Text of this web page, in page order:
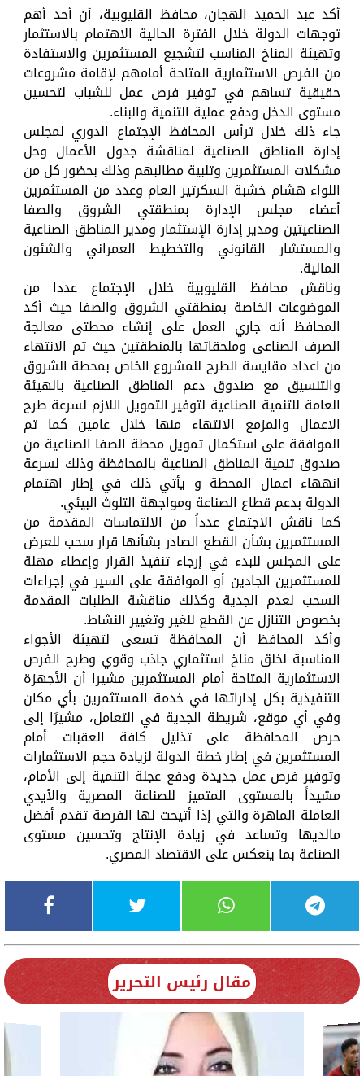
أكد عبد الحميد الهجان، محافظ القليوبية، أن أحد أهم
توجهات الدولة خلال الفترة الحالية الاهتمام بالاستثمار
وتهيئة المناخ المناسب لتشجيع المستثمرين والاستفادة
من الفرص الاستثمارية المتاحة أمامهم لإقامة مشروعات
حقيقية تساهم في توفير فرص عمل للشباب لتحسين
مستوى الدخل ودفع عملية التنمية والبناء.
جاء ذلك خلال ترأس المحافظ الإجتماع الدوري لمجلس
إدارة المناطق الصناعية لمناقشة جدول الأعمال وحل
مشكلات المستثمرين وتلبية مطالبهم وذلك بحضور كل من
اللواء هشام خشبة السكرتير العام وعدد من المستثمرين
أعضاء مجلس الإدارة بمنطقتي الشروق والصفا
الصناعيتين ومدير إدارة الإستثمار ومدير المناطق الصناعية
والمستشار القانوني والتخطيط العمراني والشئون
المالية.
وناقش محافظ القليوبية خلال الإجتماع عددا من
الموضوعات الخاصة بمنطقتي الشروق والصفا حيث أكد
المحافظ أنه جاري العمل على إنشاء محطتى معالجة
الصرف الصناعى وملحقاتها بالمنطقتين حيث تم الانتهاء
من اعداد مقايسة الطرح للمشروع الخاص بمحطة الشروق
والتنسيق مع صندوق دعم المناطق الصناعية بالهيئة
العامة للتنمية الصناعية لتوفير التمويل اللازم لسرعة طرح
الاعمال والمزمع الانتهاء منها خلال عامين كما تم
الموافقة على استكمال تمويل محطة الصفا الصناعية من
صندوق تنمية المناطق الصناعية بالمحافظة وذلك لسرعة
انههاء اعمال المحطة و يأتي ذلك في إطار اهتمام
الدولة بدعم قطاع الصناعة ومواجهة التلوث البيئي.
كما ناقش الاجتماع عدداً من الالتماسات المقدمة من
المستثمرين بشأن القطع الصادر بشأنها قرار سحب للعرض
على المجلس للبدء في إرجاء تنفيذ القرار وإعطاء مهلة
للمستثمرين الجادين أو الموافقة على السير في إجراءات
السحب لعدم الجدية وكذلك مناقشة الطلبات المقدمة
بخصوص التنازل عن القطع للغير وتغيير النشاط.
وأكد المحافظ أن المحافظة تسعى لتهيئة الأجواء
المناسبة لخلق مناخ استثماري جاذب وقوي وطرح الفرص
الاستثمارية المتاحة أمام المستثمرين مشيرا أن الأجهزة
التنفيذية بكل إداراتها في خدمة المستثمرين بأي مكان
وفي أي موقع، شريطة الجدية في التعامل، مشيرًا إلى
حرص المحافظة على تذليل كافة العقبات أمام
المستثمرين في إطار خطة الدولة لزيادة حجم الاستثمارات
وتوفير فرص عمل جديدة ودفع عجلة التنمية إلى الأمام،
مشيداً بالمستوى المتميز للصناعة المصرية والأيدي
العاملة الماهرة والتي إذا أتيحت لها الفرصة تقدم أفضل
مالديها وتساعد في زيادة الإنتاج وتحسين مستوى
الصناعة بما ينعكس على الاقتصاد المصري.
مقال رئيس التحرير